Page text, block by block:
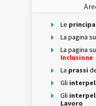
Le
La pagina
La pagina
Inclusione
La prassi
Gli
Gli
Lavoro